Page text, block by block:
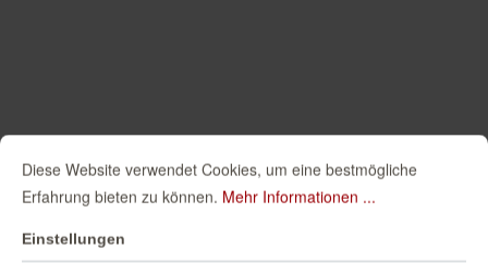
Diese Website verwendet Cookies, um eine bestmögliche
Erfahrung bieten zu können. Mehr Informationen ...
Einstellungen